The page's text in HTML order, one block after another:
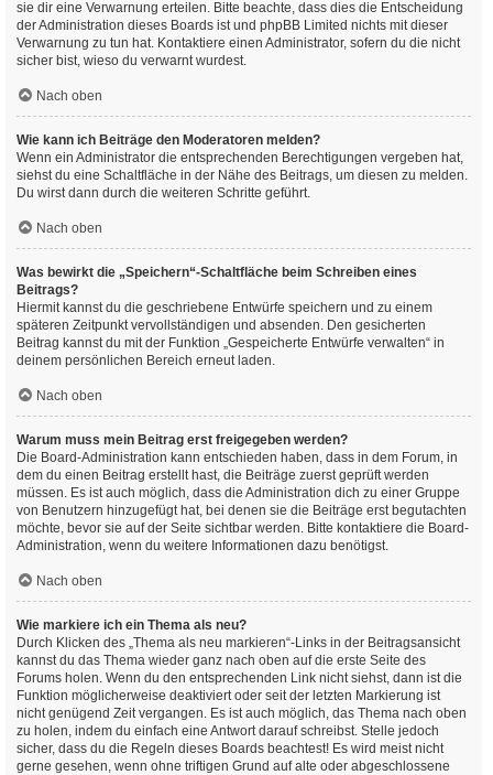
sie dir eine Verwarnung erteilen. Bitte beachte, dass dies die Entscheidung
der Administration dieses Boards ist und phpBB Limited nichts mit dieser
Verwarnung zu tun hat. Kontaktiere einen Administrator, sofern du die nicht
sicher bist, wieso du verwarnt wurdest.
Nach oben
Wie kann ich Beiträge den Moderatoren melden?
Wenn ein Administrator die entsprechenden Berechtigungen vergeben hat,
siehst du eine Schaltfläche in der Nähe des Beitrags, um diesen zu melden.
Du wirst dann durch die weiteren Schritte geführt.
Nach oben
Was bewirkt die „Speichern“-Schaltfläche beim Schreiben eines
Beitrags?
Hiermit kannst du die geschriebene Entwürfe speichern und zu einem
späteren Zeitpunkt vervollständigen und absenden. Den gesicherten
Beitrag kannst du mit der Funktion „Gespeicherte Entwürfe verwalten“ in
deinem persönlichen Bereich erneut laden.
Nach oben
Warum muss mein Beitrag erst freigegeben werden?
Die Board-Administration kann entschieden haben, dass in dem Forum, in
dem du einen Beitrag erstellt hast, die Beiträge zuerst geprüft werden
müssen. Es ist auch möglich, dass die Administration dich zu einer Gruppe
von Benutzern hinzugefügt hat, bei denen sie die Beiträge erst begutachten
möchte, bevor sie auf der Seite sichtbar werden. Bitte kontaktiere die Board-
Administration, wenn du weitere Informationen dazu benötigst.
Nach oben
Wie markiere ich ein Thema als neu?
Durch Klicken des „Thema als neu markieren“-Links in der Beitragsansicht
kannst du das Thema wieder ganz nach oben auf die erste Seite des
Forums holen. Wenn du den entsprechenden Link nicht siehst, dann ist die
Funktion möglicherweise deaktiviert oder seit der letzten Markierung ist
nicht genügend Zeit vergangen. Es ist auch möglich, das Thema nach oben
zu holen, indem du einfach eine Antwort darauf schreibst. Stelle jedoch
sicher, dass du die Regeln dieses Boards beachtest! Es wird meist nicht
gerne gesehen, wenn ohne triftigen Grund auf alte oder abgeschlossene